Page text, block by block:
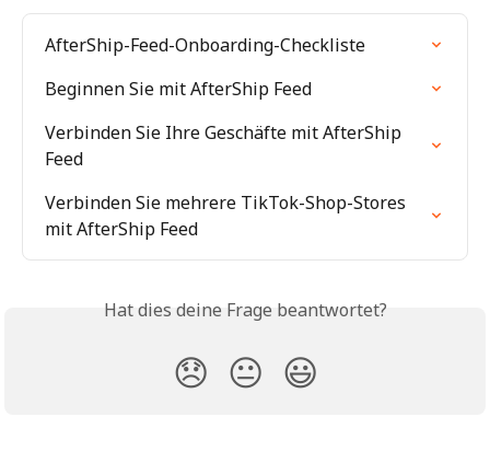
AfterShip-Feed-Onboarding-Checkliste
Beginnen Sie mit AfterShip Feed
Verbinden Sie Ihre Geschäfte mit AfterShip
Feed
Verbinden Sie mehrere TikTok-Shop-Stores
mit AfterShip Feed
Hat dies deine Frage beantwortet?
😞 😐 😃